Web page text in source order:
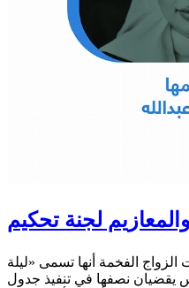
لجنة تحكيم
الفخمة أنها تسمى «ليلة
يقضيان نصفها في تنفيذ جدول